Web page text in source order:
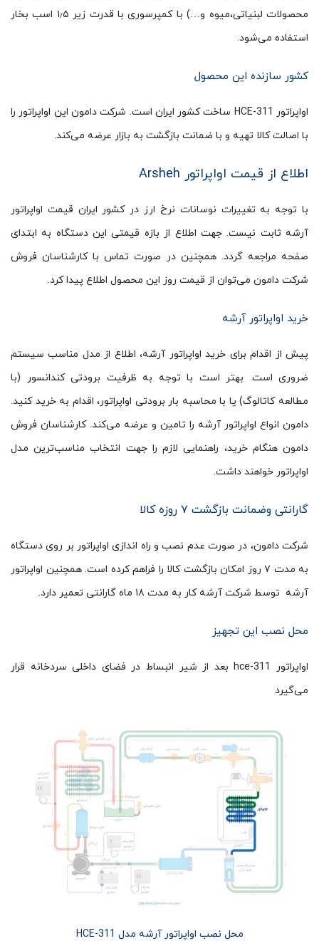
محصولات لبنیاتی،میوه و…) با کمپرسوری با قدرت زیر ۱٫۵ اسب بخار
استفاده می‌شود.
کشور سازنده این محصول
اواپراتور HCE-311 ساخت کشور ایران است. شرکت دامون این اواپراتور را
با اصالت کالا تهیه و با ضمانت بازگشت به بازار عرضه می‌کند.
اطلاع از قیمت اواپراتور Arsheh
با توجه به تغییرات نوسانات نرخ ارز در کشور ایران قیمت اواپراتور
آرشه ثابت نیست. جهت اطلاع از بازه قیمتی این دستگاه به ابتدای
صفحه مراجعه گردد. همچنین در صورت تماس با کارشناسان فروش
شرکت دامون می‌توان از قیمت روز این محصول اطلاع پیدا کرد.
خرید اواپراتور آرشه
پیش از اقدام برای خرید اواپراتور آرشه، اطلاع از مدل مناسب سیستم
ضروری است. بهتر است با توجه به ظرفیت برودتی کندانسور (با
مطالعه کاتالوگ) یا با محاسبه بار برودتی اواپراتور، اقدام به خرید کنید.
دامون انواع اواپراتور آرشه را تامین و عرضه می‌کند. کارشناسان فروش
دامون هنگام خرید، راهنمایی لازم را جهت انتخاب مناسب‌ترین مدل
اواپراتور خواهند داشت.
گارانتی وضمانت بازگشت ۷ روزه کالا
شرکت دامون، در صورت عدم نصب و راه اندازی اواپراتور بر روی دستگاه
به مدت ۷ روز امکان بازگشت کالا را فراهم کرده است. همچنین اواپراتور
آرشه توسط شرکت آرشه کار به مدت ۱۸ ماه گارانتی تعمیر دارد.
محل نصب این تجهیز
اواپراتور hce-311 بعد از شیر انبساط در فضای داخلی سردخانه قرار
می‌گیرد
محل نصب اواپراتور آرشه مدل HCE-311